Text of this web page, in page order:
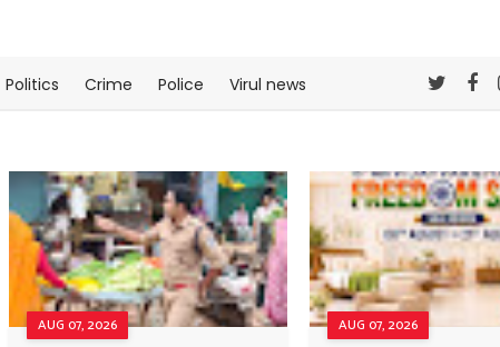
Politics Crime Police Virul news
AUG 07, 2026 AUG 07, 2026